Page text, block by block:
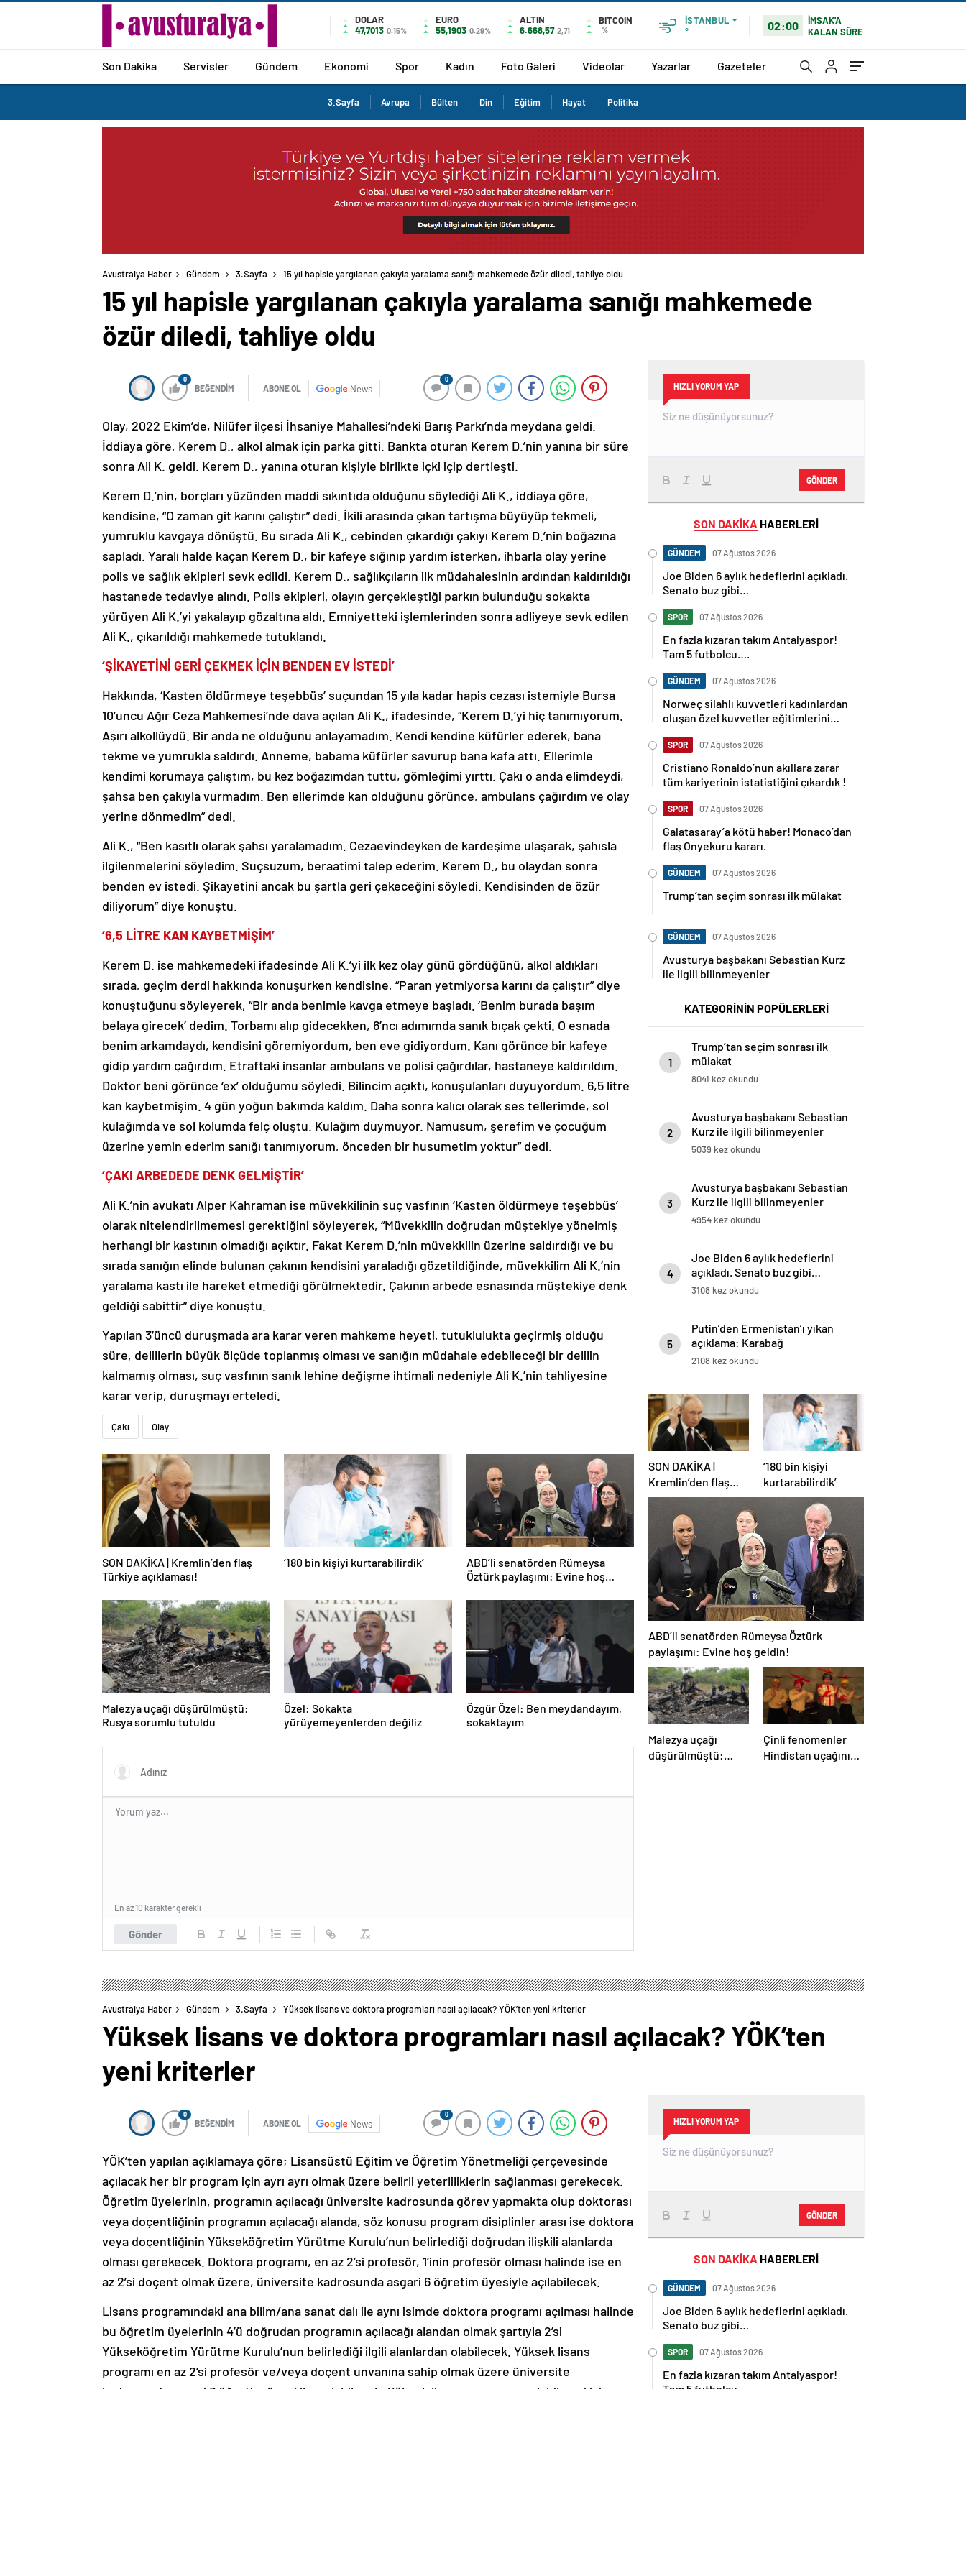
DOLAR
47,7013 0.15%
EURO
55,1903 0.29%
ALTIN
6.668,57 2,71
BITCOIN
%
İSTANBUL
°
02:00
İMSAK'A
KALAN SÜRE
Son Dakika Servisler Gündem Ekonomi Spor Kadın Foto Galeri Videolar Yazarlar Gazeteler
3.Sayfa Avrupa Bülten Din Eğitim Hayat Politika
Avustralya Haber Gündem 3.Sayfa 15 yıl hapisle yargılanan çakıyla yaralama sanığı mahkemede özür diledi, tahliye oldu
15 yıl hapisle yargılanan çakıyla yaralama sanığı mahkemede
özür diledi, tahliye oldu
0
BEĞENDİM ABONE OL News
0
Olay, 2022 Ekim’de, Nilüfer ilçesi İhsaniye Mahallesi’ndeki Barış Parkı’nda meydana geldi.
İddiaya göre, Kerem D., alkol almak için parka gitti. Bankta oturan Kerem D.’nin yanına bir süre
sonra Ali K. geldi. Kerem D., yanına oturan kişiyle birlikte içki içip dertleşti.
Kerem D.’nin, borçları yüzünden maddi sıkıntıda olduğunu söylediği Ali K., iddiaya göre,
kendisine, “O zaman git karını çalıştır” dedi. İkili arasında çıkan tartışma büyüyüp tekmeli,
yumruklu kavgaya dönüştü. Bu sırada Ali K., cebinden çıkardığı çakıyı Kerem D.’nin boğazına
sapladı. Yaralı halde kaçan Kerem D., bir kafeye sığınıp yardım isterken, ihbarla olay yerine
polis ve sağlık ekipleri sevk edildi. Kerem D., sağlıkçıların ilk müdahalesinin ardından kaldırıldığı
hastanede tedaviye alındı. Polis ekipleri, olayın gerçekleştiği parkın bulunduğu sokakta
yürüyen Ali K.’yi yakalayıp gözaltına aldı. Emniyetteki işlemlerinden sonra adliyeye sevk edilen
Ali K., çıkarıldığı mahkemede tutuklandı.
‘ŞİKAYETİNİ GERİ ÇEKMEK İÇİN BENDEN EV İSTEDİ’
Hakkında, ‘Kasten öldürmeye teşebbüs’ suçundan 15 yıla kadar hapis cezası istemiyle Bursa
10’uncu Ağır Ceza Mahkemesi’nde dava açılan Ali K., ifadesinde, “Kerem D.’yi hiç tanımıyorum.
Aşırı alkollüydü. Bir anda ne olduğunu anlayamadım. Kendi kendine küfürler ederek, bana
tekme ve yumrukla saldırdı. Anneme, babama küfürler savurup bana kafa attı. Ellerimle
kendimi korumaya çalıştım, bu kez boğazımdan tuttu, gömleğimi yırttı. Çakı o anda elimdeydi,
şahsa ben çakıyla vurmadım. Ben ellerimde kan olduğunu görünce, ambulans çağırdım ve olay
yerine dönmedim” dedi.
Ali K., “Ben kasıtlı olarak şahsı yaralamadım. Cezaevindeyken de kardeşime ulaşarak, şahısla
ilgilenmelerini söyledim. Suçsuzum, beraatimi talep ederim. Kerem D., bu olaydan sonra
benden ev istedi. Şikayetini ancak bu şartla geri çekeceğini söyledi. Kendisinden de özür
diliyorum” diye konuştu.
‘6,5 LİTRE KAN KAYBETMİŞİM’
Kerem D. ise mahkemedeki ifadesinde Ali K.’yi ilk kez olay günü gördüğünü, alkol aldıkları
sırada, geçim derdi hakkında konuşurken kendisine, “Paran yetmiyorsa karını da çalıştır” diye
konuştuğunu söyleyerek, “Bir anda benimle kavga etmeye başladı. ‘Benim burada başım
belaya girecek’ dedim. Torbamı alıp gidecekken, 6’ncı adımımda sanık bıçak çekti. O esnada
benim arkamdaydı, kendisini göremiyordum, ben eve gidiyordum. Kanı görünce bir kafeye
gidip yardım çağırdım. Etraftaki insanlar ambulans ve polisi çağırdılar, hastaneye kaldırıldım.
Doktor beni görünce ‘ex’ olduğumu söyledi. Bilincim açıktı, konuşulanları duyuyordum. 6,5 litre
kan kaybetmişim. 4 gün yoğun bakımda kaldım. Daha sonra kalıcı olarak ses tellerimde, sol
kulağımda ve sol kolumda felç oluştu. Kulağım duymuyor. Namusum, şerefim ve çocuğum
üzerine yemin ederim sanığı tanımıyorum, önceden bir husumetim yoktur” dedi.
‘ÇAKI ARBEDEDE DENK GELMİŞTİR’
Ali K.’nin avukatı Alper Kahraman ise müvekkilinin suç vasfının ‘Kasten öldürmeye teşebbüs’
olarak nitelendirilmemesi gerektiğini söyleyerek, “Müvekkilin doğrudan müştekiye yönelmiş
herhangi bir kastının olmadığı açıktır. Fakat Kerem D.’nin müvekkilin üzerine saldırdığı ve bu
sırada sanığın elinde bulunan çakının kendisini yaraladığı gözetildiğinde, müvekkilim Ali K.’nin
yaralama kastı ile hareket etmediği görülmektedir. Çakının arbede esnasında müştekiye denk
geldiği sabittir” diye konuştu.
Yapılan 3’üncü duruşmada ara karar veren mahkeme heyeti, tutuklulukta geçirmiş olduğu
süre, delillerin büyük ölçüde toplanmış olması ve sanığın müdahale edebileceği bir delilin
kalmamış olması, suç vasfının sanık lehine değişme ihtimali nedeniyle Ali K.’nin tahliyesine
karar verip, duruşmayı erteledi.
Çakı Olay
SON DAKİKA | Kremlin’den flaş
Türkiye açıklaması!
‘180 bin kişiyi kurtarabilirdik’
ABD’li senatörden Rümeysa
Öztürk paylaşımı: Evine hoş
Malezya uçağı düşürülmüştü:
Rusya sorumlu tutuldu
Özel: Sokakta
yürüyemeyenlerden değiliz
Özgür Özel: Ben meydandayım,
sokaktayım
Gönder
En az 10 karakter gerekli
HIZLI YORUM YAP
GÖNDER
SON DAKİKA HABERLERİ
GÜNDEM 07 Ağustos 2026
Joe Biden 6 aylık hedeflerini açıkladı.
Senato buz gibi…
SPOR 07 Ağustos 2026
En fazla kızaran takım Antalyaspor!
Tam 5 futbolcu….
GÜNDEM 07 Ağustos 2026
Norweç silahlı kuvvetleri kadınlardan
oluşan özel kuvvetler eğitimlerini
SPOR 07 Ağustos 2026
Cristiano Ronaldo’nun akıllara zarar
tüm kariyerinin istatistiğini çıkardık !
SPOR 07 Ağustos 2026
Galatasaray’a kötü haber! Monaco’dan
flaş Onyekuru kararı.
GÜNDEM 07 Ağustos 2026
Trump’tan seçim sonrası ilk mülakat
GÜNDEM 07 Ağustos 2026
Avusturya başbakanı Sebastian Kurz
ile ilgili bilinmeyenler
KATEGORİNİN POPÜLERLERİ
1
Trump’tan seçim sonrası ilk
mülakat
8041 kez okundu
2
Avusturya başbakanı Sebastian
Kurz ile ilgili bilinmeyenler
5039 kez okundu
3
Avusturya başbakanı Sebastian
Kurz ile ilgili bilinmeyenler
4954 kez okundu
4
Joe Biden 6 aylık hedeflerini
açıkladı. Senato buz gibi…
3108 kez okundu
5
Putin’den Ermenistan’ı yıkan
açıklama: Karabağ
Azerbaycan’ın ayrılmaz bir
2108 kez okundu
SON DAKİKA |
Kremlin’den flaş
Türkiye açıklaması!
‘180 bin kişiyi
kurtarabilirdik’
ABD’li senatörden Rümeysa Öztürk
paylaşımı: Evine hoş geldin!
Malezya uçağı
düşürülmüştü:
Çinli fenomenler
Hindistan uçağının
Avustralya Haber Gündem 3.Sayfa Yüksek lisans ve doktora programları nasıl açılacak? YÖK’ten yeni kriterler
Yüksek lisans ve doktora programları nasıl açılacak? YÖK’ten
yeni kriterler
0
BEĞENDİM ABONE OL News
0
YÖK’ten yapılan açıklamaya göre; Lisansüstü Eğitim ve Öğretim Yönetmeliği çerçevesinde
açılacak her bir program için ayrı ayrı olmak üzere belirli yeterliliklerin sağlanması gerekecek.
Öğretim üyelerinin, programın açılacağı üniversite kadrosunda görev yapmakta olup doktorası
veya doçentliğinin programın açılacağı alanda, söz konusu program disiplinler arası ise doktora
veya doçentliğinin Yükseköğretim Yürütme Kurulu’nun belirlediği doğrudan ilişkili alanlarda
olması gerekecek. Doktora programı, en az 2’si profesör, 1’inin profesör olması halinde ise en
az 2’si doçent olmak üzere, üniversite kadrosunda asgari 6 öğretim üyesiyle açılabilecek.
Lisans programındaki ana bilim/ana sanat dalı ile aynı isimde doktora programı açılması halinde
bu öğretim üyelerinin 4’ü doğrudan programın açılacağı alandan olmak şartıyla 2’si
Yükseköğretim Yürütme Kurulu’nun belirlediği ilgili alanlardan olabilecek. Yüksek lisans
programı en az 2’si profesör ve/veya doçent unvanına sahip olmak üzere üniversite
kadrosunda asgari 3 öğretim üyesi ile açılabilecek. Yüksek lisans programı açılabilmesi için
HIZLI YORUM YAP
GÖNDER
SON DAKİKA HABERLERİ
GÜNDEM 07 Ağustos 2026
Joe Biden 6 aylık hedeflerini açıkladı.
Senato buz gibi…
SPOR 07 Ağustos 2026
En fazla kızaran takım Antalyaspor!
Tam 5 futbolcu….